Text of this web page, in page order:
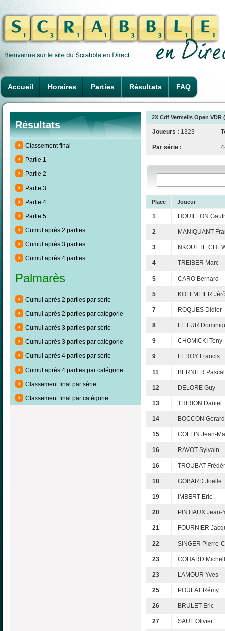
Accueil Horaires Parties Résultats FAQ
Résultats
Classement final
Partie 1
Partie 2
Partie 3
Partie 4
Partie 5
Cumul après 2 parties
Cumul après 3 parties
Cumul après 4 parties
Palmarès
Cumul après 2 parties par série
Cumul après 2 parties par catégorie
Cumul après 3 parties par série
Cumul après 3 parties par catégorie
Cumul après 4 parties par série
Cumul après 4 parties par catégorie
Classement final par série
Classement final par catégorie
2X Cdf Vermeils Open
Joueurs : 1323
Par série :
Place Joueur
1 HOUILLON
2 MANIQUANT
3 NKOUETE
4 TREIBER Marc
5 CARO Bernard
5 KOLLMEIER
7 ROQUES Didier
8 LE FUR
9 CHOMICKI Tony
9 LEROY Francis
11 BERNIER Pascal
12 DELORE Guy
13 THIRION Daniel
14 BOCCON Gérard
15 COLLIN Jean-
16 RAVOT Sylvain
16 TROUBAT
18 GOBARD Joëlle
19 IMBERT Eric
20 PINTIAUX Jean-
21 FOURNIER
22 SINGER Pierre-
23 COHARD
23 LAMOUR Yves
25 POULAT Rémy
26 BRULET Eric
27 SAUL Olivier